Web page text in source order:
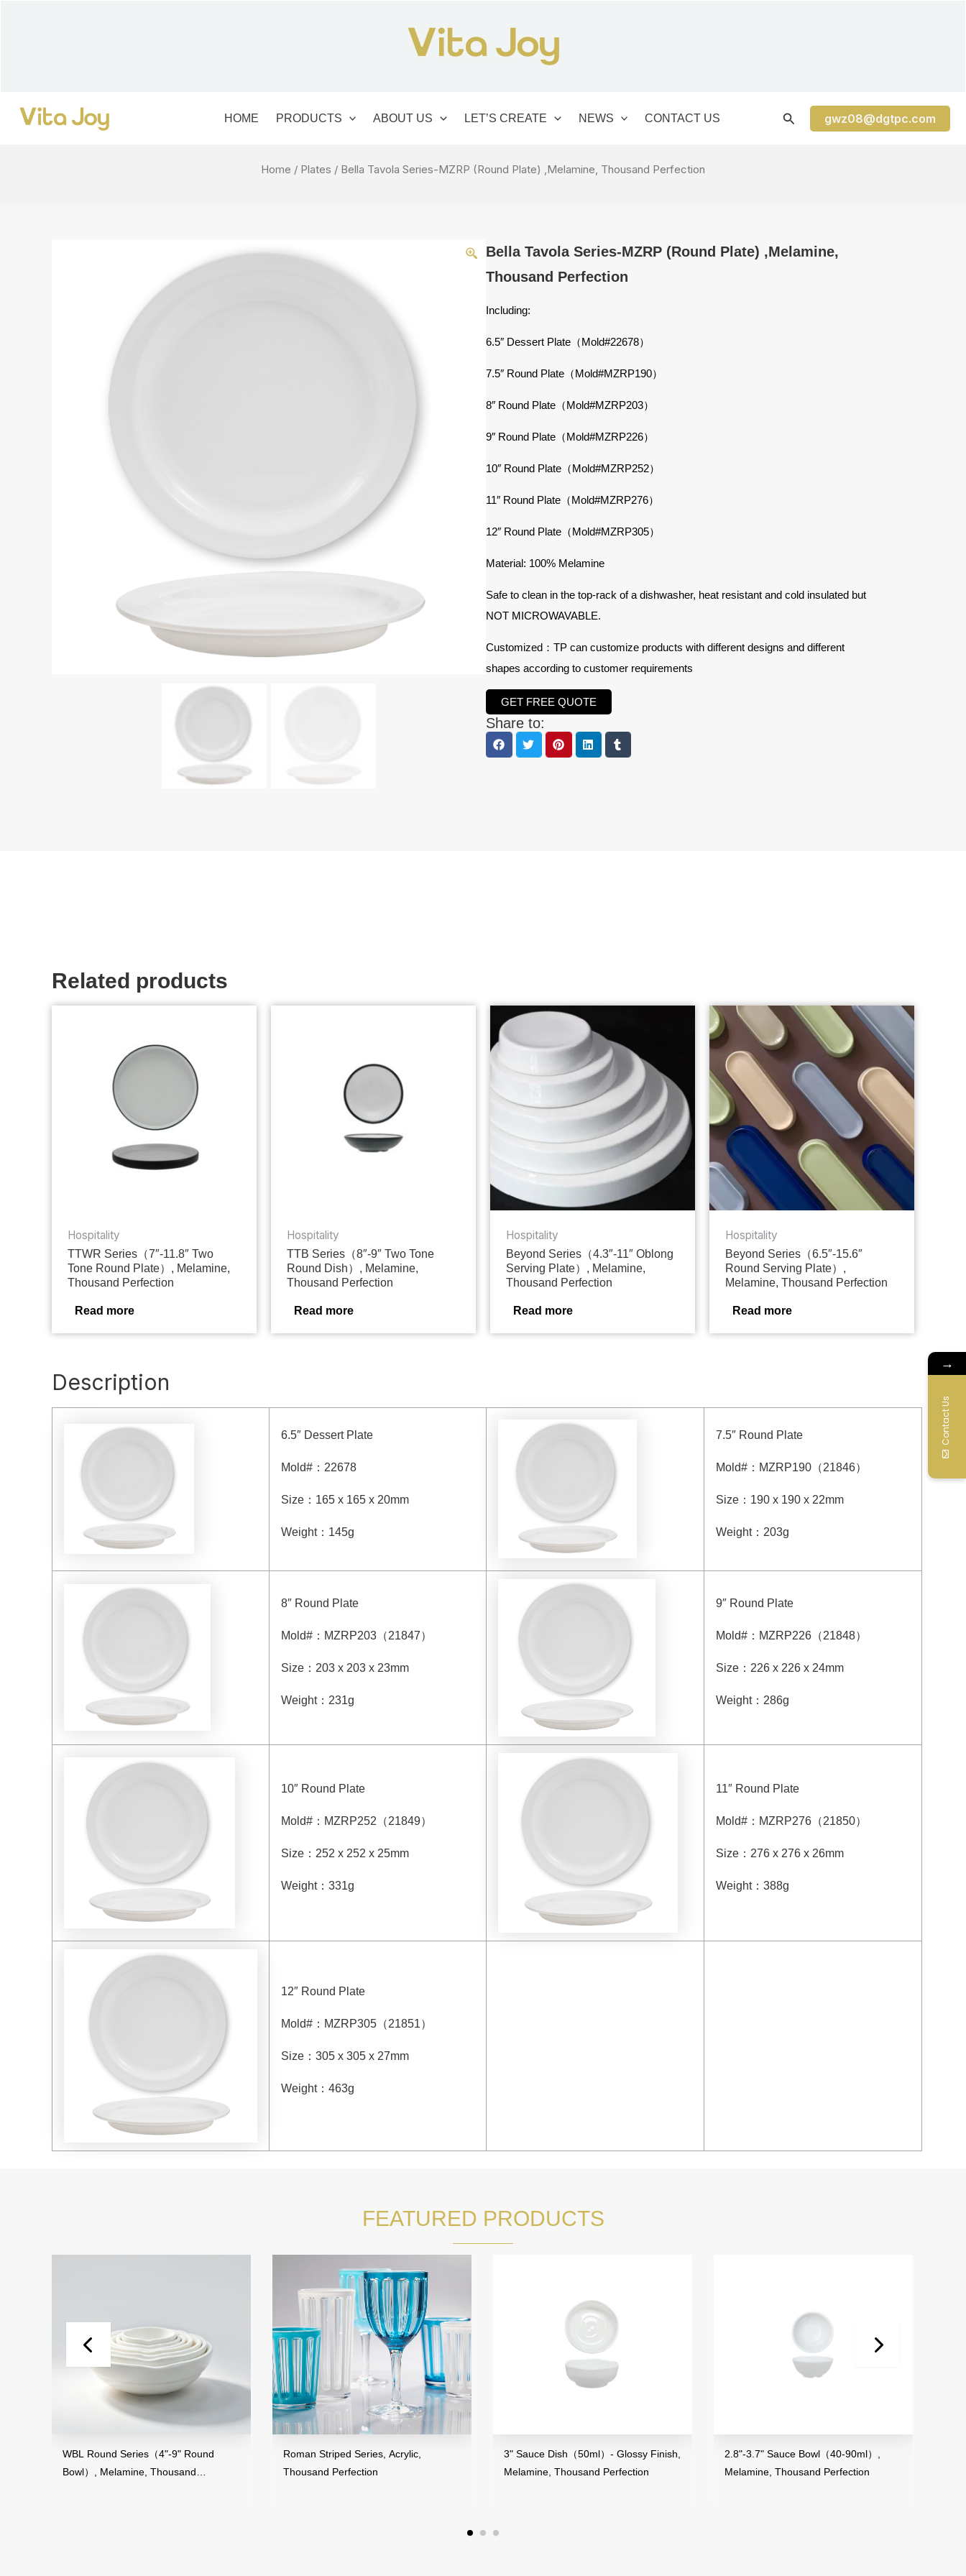
HOME PRODUCTS ABOUT US LET’S CREATE NEWS CONTACT US gwz08@dgtpc.com
Home / Plates / Bella Tavola Series-MZRP (Round Plate) ,Melamine, Thousand Perfection
Bella Tavola Series-MZRP (Round Plate) ,Melamine,
Thousand Perfection
Including:
6.5″ Dessert Plate（Mold#22678）
7.5″ Round Plate（Mold#MZRP190）
8″ Round Plate（Mold#MZRP203）
9″ Round Plate（Mold#MZRP226）
10″ Round Plate（Mold#MZRP252）
11″ Round Plate（Mold#MZRP276）
12″ Round Plate（Mold#MZRP305）
Material: 100% Melamine
Safe to clean in the top-rack of a dishwasher, heat resistant and cold insulated but
NOT MICROWAVABLE.
Customized：TP can customize products with different designs and different
shapes according to customer requirements
GET FREE QUOTE
Share to:
Related products
Hospitality
TTWR Series（7″-11.8″ Two
Tone Round Plate）, Melamine,
Thousand Perfection
Read more
Hospitality
TTB Series（8″-9″ Two Tone
Round Dish）, Melamine,
Thousand Perfection
Read more
Hospitality
Beyond Series（4.3″-11″ Oblong
Serving Plate）, Melamine,
Thousand Perfection
Read more
Hospitality
Beyond Series（6.5″-15.6″
Round Serving Plate）,
Melamine, Thousand Perfection
Read more
Description
6.5″ Dessert Plate
Mold# ： 22678
Size ： 165 x 165 x 20mm
Weight： 145g
7.5″ Round Plate
Mold# ： MZRP190 （21846）
Size ： 190 x 190 x 22mm
Weight： 203g
8″ Round Plate
Mold# ： MZRP203 （21847）
Size ： 203 x 203 x 23mm
Weight： 231g
9″ Round Plate
Mold# ： MZRP226 （21848）
Size ： 226 x 226 x 24mm
Weight： 286g
10″ Round Plate
Mold# ： MZRP252 （21849）
Size ： 252 x 252 x 25mm
Weight： 331g
11″ Round Plate
Mold# ： MZRP276 （21850）
Size ： 276 x 276 x 26mm
Weight： 388g
12″ Round Plate
Mold# ： MZRP305 （21851）
Size ： 305 x 305 x 27mm
Weight： 463g
FEATURED PRODUCTS
Round Series（4"-9" Round
）, Melamine, Thousand
Roman Striped Series, Acrylic,
Thousand Perfection
3" Sauce Dish（50ml）- Glossy Finish,
Melamine, Thousand Perfection
2.8"-3.7" Sauce Bowl（40-90ml）,
Melamine, Thousand Perfection
→
Contact Us